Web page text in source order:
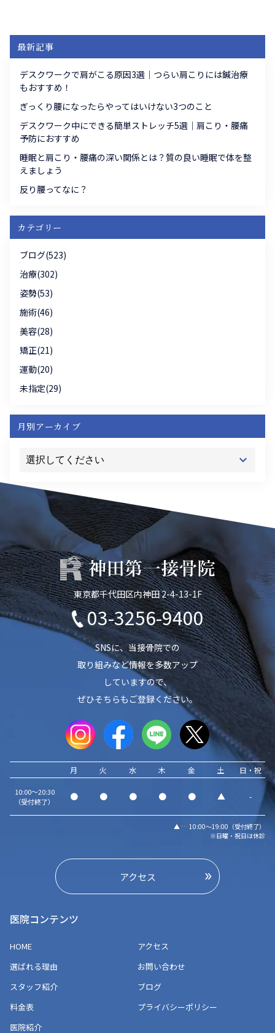
最新記事
デスクワークで肩がこる原因3選｜つらい肩こりには鍼治療
もおすすめ！
ぎっくり腰になったらやってはいけない3つのこと
デスクワーク中にできる簡単ストレッチ5選｜肩こり・腰痛
予防におすすめ
睡眠と肩こり・腰痛の深い関係とは？質の良い睡眠で体を整
えましょう
反り腰ってなに？
カテゴリー
ブログ(523)
治療(302)
姿勢(53)
施術(46)
美容(28)
矯正(21)
運動(20)
未指定(29)
月別アーカイブ
東京都千代田区内神田 2-4-13-1F
03-3256-9400
SNSに、当接骨院での
取り組みなど情報を多数アップ
していますので、
ぜひそちらもご登録ください。
月 火 水 木 金 土 日・祝
10:00～20:30
（受付終了）
● ● ● ● ● ▲ -
▲ … 10:00～19:00（受付終了）
※日曜・祝日は休診
アクセス
医院コンテンツ
HOME
選ばれる理由
スタッフ紹介
料金表
医院紹介
アクセス
お問い合わせ
ブログ
プライバシーポリシー